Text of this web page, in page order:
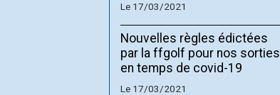
Le 17/03/2021
Nouvelles règles édictées
par la ffgolf pour nos sorties
en temps de covid-19
Le 17/03/2021